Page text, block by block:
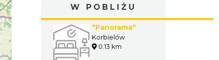
W POBLIŻU
"Panorama"
Korbielów
0.13 km